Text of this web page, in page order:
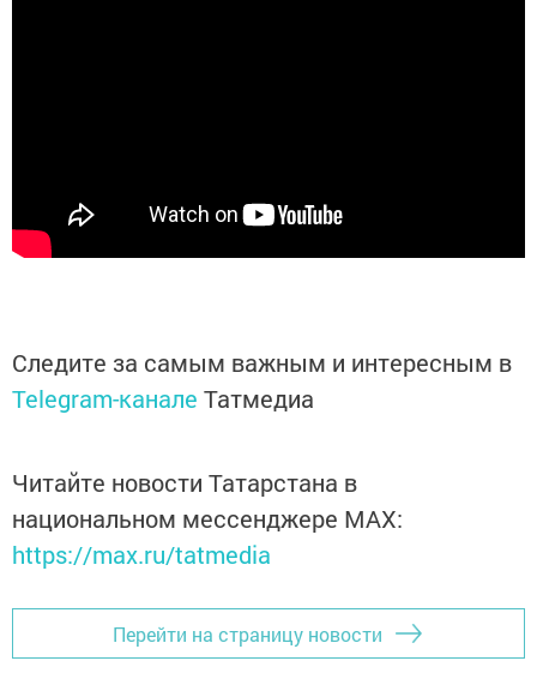
Следите за самым важным и интересным в
Telegram-канале Татмедиа
Читайте новости Татарстана в
национальном мессенджере MАХ:
https://max.ru/tatmedia
Перейти на страницу новости